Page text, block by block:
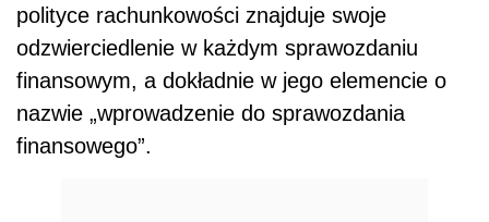
polityce rachunkowości znajduje swoje
odzwierciedlenie w każdym sprawozdaniu
finansowym, a dokładnie w jego elemencie o
nazwie „wprowadzenie do sprawozdania
finansowego”.